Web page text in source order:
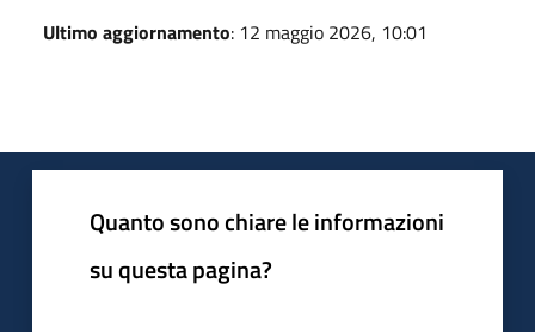
Ultimo aggiornamento: 12 maggio 2026, 10:01
Quanto sono chiare le informazioni
su questa pagina?